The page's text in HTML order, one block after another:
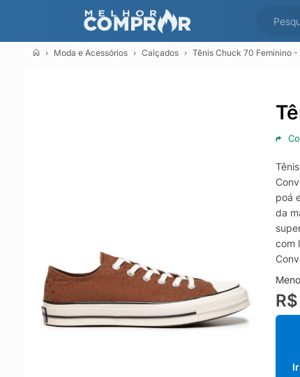
Moda e Acessórios Calçados Tênis Chuck 70 Feminino -
poá
da
com